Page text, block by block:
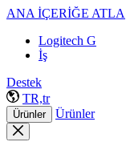
ANA İÇERİĞE ATLA
Logitech G
İş
Destek
TR,tr
Ürünler Ürünler